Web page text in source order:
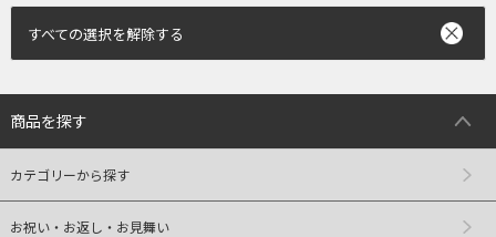
すべての選択を解除する
商品を探す
カテゴリーから探す
お祝い・お返し・お見舞い